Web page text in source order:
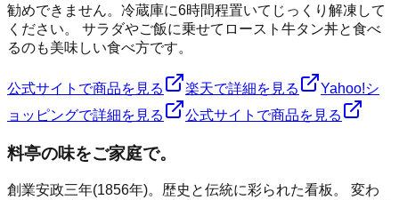
勧めできません。冷蔵庫に6時間程置いてじっくり解凍して
ください。 サラダやご飯に乗せてロースト牛タン丼と食べ
るのも美味しい食べ方です。
公式サイトで商品を見る 楽天で詳細を見る
Yahoo!シ
ョッピングで詳細を見る
公式サイトで商品を見る
料亭の味をご家庭で。
創業安政三年(1856年)。歴史と伝統に彩られた看板。 変わ